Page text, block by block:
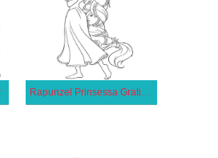
Rapunzel Prinsessa Gratis för Flickor